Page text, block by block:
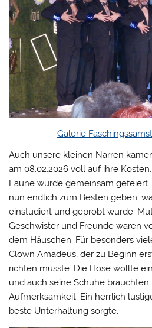
Galerie
Auch unsere kleinen Narren
am 08.02.2026 voll auf ihre
Laune wurde gemeinsam
nun endlich zum Besten geben,
einstudiert und geprobt wurde.
Geschwister und Freunde waren
dem Häuschen. Für besonders
Clown Amadeus, der zu Beginn
richten musste. Die Hose wollte
und auch seine Schuhe
Aufmerksamkeit. Ein herrlich
beste Unterhaltung sorgte.